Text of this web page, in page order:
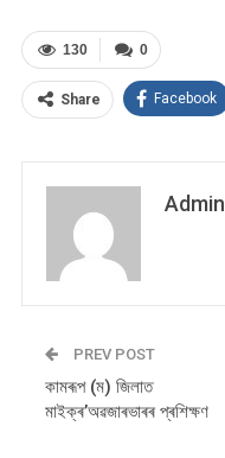
0
130
Share Facebook
Admin
PREV POST
কামৰূপ (ম) জিলাত
মাইক্ৰ’অৱজাৰভাৰৰ প্ৰশিক্ষণ